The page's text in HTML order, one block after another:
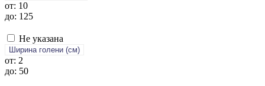
от: 10
до: 125
Не указана
Ширина голени (см)
от: 2
до: 50